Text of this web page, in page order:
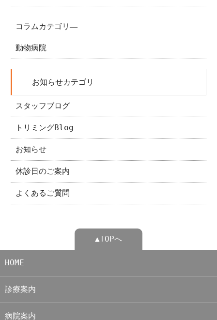
コラムカテゴリ―
動物病院
お知らせカテゴリ
スタッフブログ
トリミングBlog
お知らせ
休診日のご案内
よくあるご質問
▲TOPへ
HOME
診療案内
病院案内